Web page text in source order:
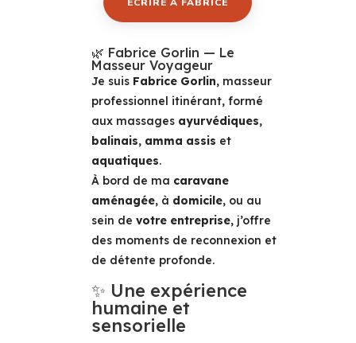
🌿 Fabrice Gorlin — Le
Masseur Voyageur
Je suis Fabrice Gorlin, masseur
professionnel itinérant, formé
aux massages ayurvédiques,
balinais, amma assis et
aquatiques.
À bord de ma caravane
aménagée, à domicile, ou au
sein de votre entreprise, j’offre
des moments de reconnexion et
de détente profonde.
✨ Une expérience
humaine et
sensorielle